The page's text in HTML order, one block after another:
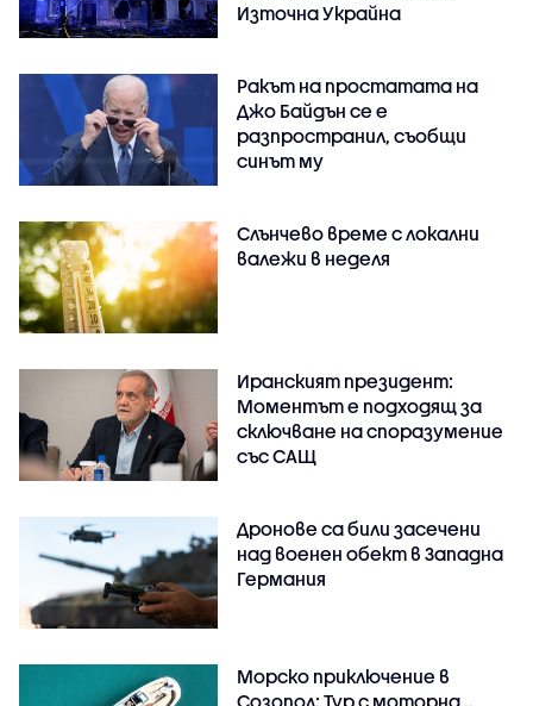
Източна Украйна
Ракът на простатата на
Джо Байдън се е
разпространил, съобщи
синът му
Слънчево време с локални
валежи в неделя
Иранският президент:
Моментът е подходящ за
сключване на споразумение
със САЩ
Дронове са били засечени
над военен обект в Западна
Германия
Морско приключение в
Созопол: Тур с моторна ..